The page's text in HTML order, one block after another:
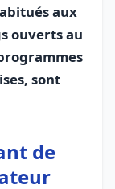
aux
ouverts au
sont
de